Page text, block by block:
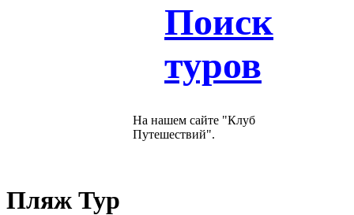
Поиск
туров
На нашем сайте "Клуб
Путешествий".
Пляж Тур